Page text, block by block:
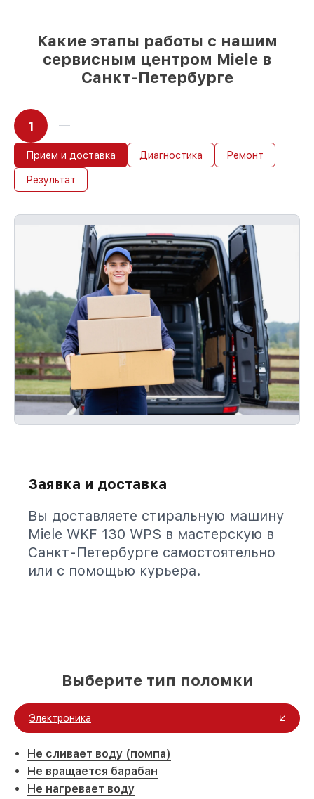
– с учётом всех запросов
85%работ быстро и без задержек, при
условии, что сервис начался сразу
Какие этапы работы с нашим
сервисным центром Miele в
Санкт-Петербурге
1
Прием и доставка Диагностика Ремонт
Результат
Заявка и доставка
Вы доставляете стиральную машину
Miele WKF 130 WPS в мастерскую в
Санкт-Петербурге самостоятельно
или с помощью курьера.
Выберите тип поломки
Электроника
Не сливает воду (помпа)
Не вращается барабан
Не нагревает воду